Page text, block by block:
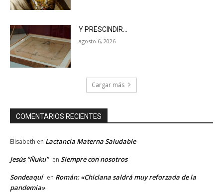
Y PRESCINDIR…
agosto 6, 2026
Cargar más
COMENTARIOS RECIENTES
Elisabeth en Lactancia Materna Saludable
Jesús “Ñuku” en Siempre con nosotros
Sondeaquí en Román: «Chiclana saldrá muy reforzada de la
pandemia»